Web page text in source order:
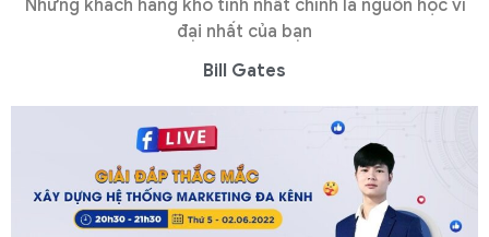
Những khách hàng khó tính nhất chính là nguồn học vĩ
đại nhất của bạn
Bill Gates